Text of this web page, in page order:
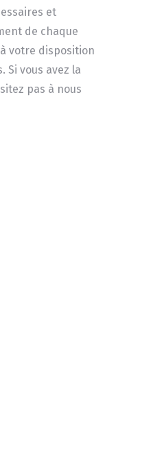
et
de chaque
votre disposition
vous avez la
pas à nous